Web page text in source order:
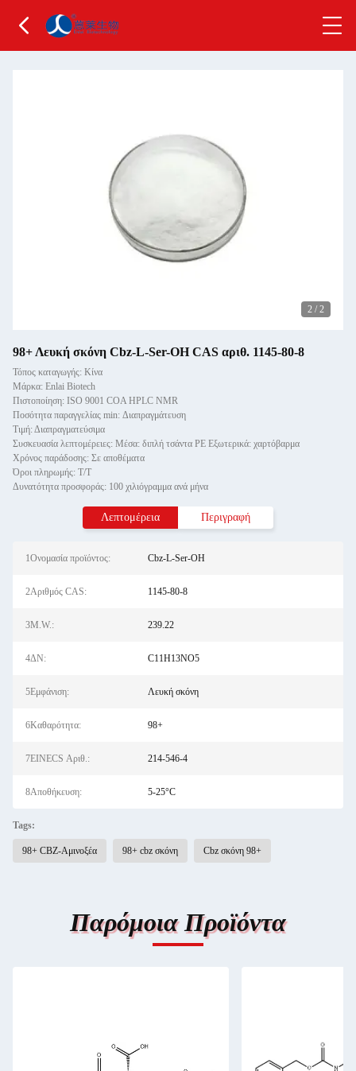
2 / 2
98+ Λευκή σκόνη Cbz-L-Ser-OH CAS αριθ. 1145-80-8
Τόπος καταγωγής: Κίνα
Μάρκα: Enlai Biotech
Πιστοποίηση: ISO 9001 COA HPLC NMR
Ποσότητα παραγγελίας min: Διαπραγμάτευση
Τιμή: Διαπραγματεύσιμα
Συσκευασία λεπτομέρειες: Μέσα: διπλή τσάντα PE Εξωτερικά: χαρτόβαρμα
Χρόνος παράδοσης: Σε αποθέματα
Όροι πληρωμής: Τ/Τ
Δυνατότητα προσφοράς: 100 χιλιόγραμμα ανά μήνα
Λεπτομέρεια Περιγραφή
1Ονομασία προϊόντος: Cbz-L-Ser-OH
2Αριθμός CAS: 1145-80-8
3M.W.: 239.22
4ΔΝ: C11H13NO5
5Εμφάνιση: Λευκή σκόνη
6Καθαρότητα: 98+
7EINECS Αριθ.: 214-546-4
8Αποθήκευση: 5-25°C
Tags:
98+ CBZ-Αμινοξέα 98+ cbz σκόνη Cbz σκόνη 98+
Παρόμοια Προϊόντα